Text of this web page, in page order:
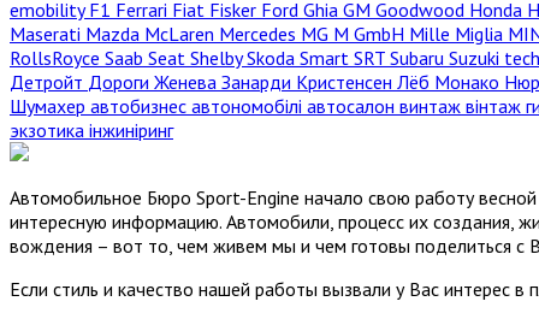
emobilityF1 Ferrari Fiat Fisker Ford Ghia GM Goodwood Honda
Maserati Mazda McLaren Mercedes MG M GmbH Mille Miglia
RollsRoyce Saab Seat ShelbySkoda Smart SRT Subaru Suzuki
Детройт Дороги Женева Занарди Кристенсен Лёб Монако
Шумахер автобизнес автономобілі автосалон винтаж вінтаж
экзотика інжиніринг
Автомобильное Бюро Sport-Engine начало свою работу
интересную информацию. Автомобили, процесс их создания,
вождения – вот то, чем живем мы и чем готовы поделиться с
Если стиль и качество нашей работы вызвали у Вас интерес в